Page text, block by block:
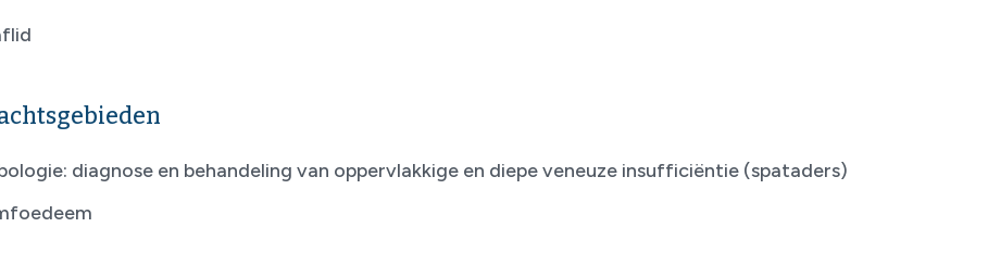
diagnose en behandeling van oppervlakkige en diepe veneuze insufficiëntie (spataders)